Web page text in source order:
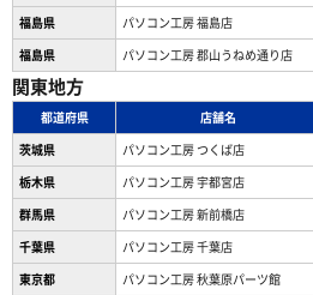
福島県
パソコン工房 福島店
福島県
パソコン工房 郡山うねめ通り店
関東地方
都道府県 店舗名
茨城県
パソコン工房 つくば店
栃木県
パソコン工房 宇都宮店
群馬県
パソコン工房 新前橋店
千葉県
パソコン工房 千葉店
東京都
パソコン工房 秋葉原パーツ館